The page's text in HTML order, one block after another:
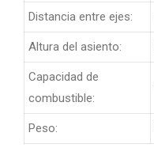
Distancia entre ejes:
Altura del asiento:
Capacidad de
combustible:
Peso: